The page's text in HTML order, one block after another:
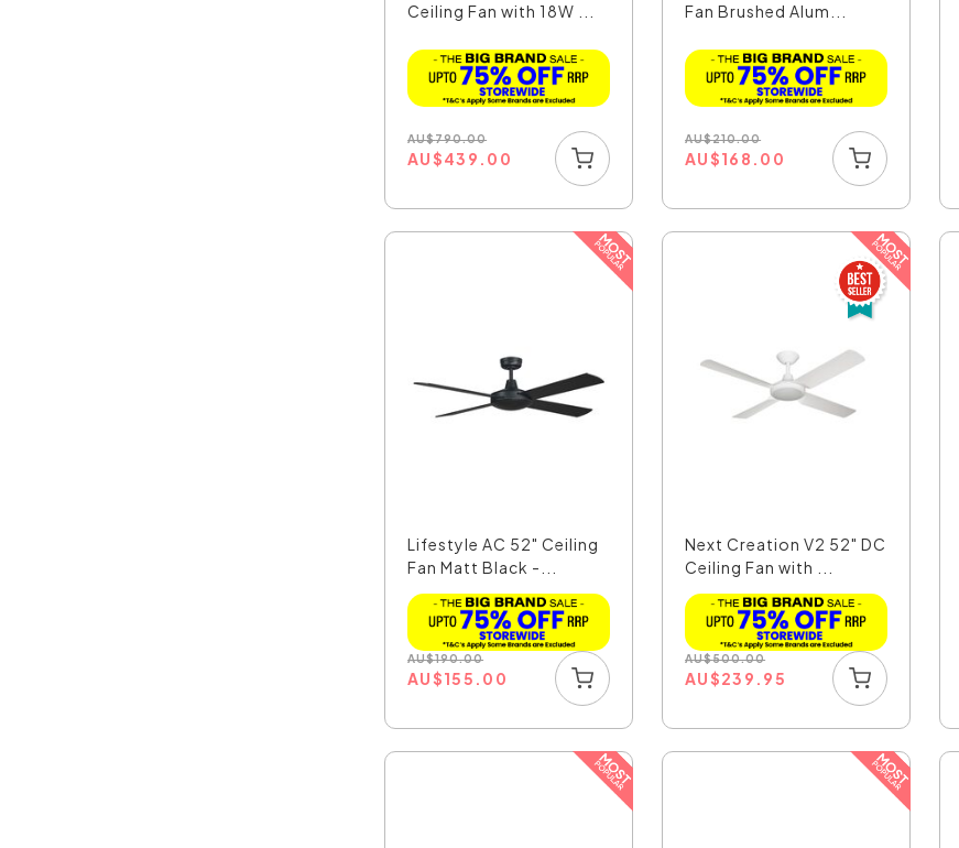
Ceiling Fan with 18W ...
AU$790.00
AU$439.00
Fan Brushed Alum...
AU$210.00
AU$168.00
Lifestyle AC 52" Ceiling
Fan Matt Black -...
AU$190.00
AU$155.00
Next Creation V2 52" DC
Ceiling Fan with ...
AU$500.00
AU$239.95